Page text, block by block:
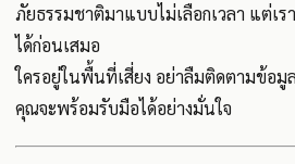
ภัยธรรมชาติมาแบบไม่เลือกเวลา แต่เร
ได้ก่อนเสมอ
ใครอยู่ในพื้นที่เสี่ยง อย่าลืมติดตามข้อมู
คุณจะพร้อมรับมือได้อย่างมั่นใจ